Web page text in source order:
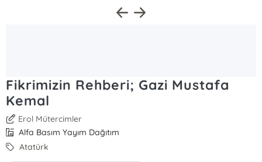
Fikrimizin Rehberi; Gazi Mustafa
Kemal
Erol Mütercimler
Alfa Basım Yayım Dağıtım
Atatürk